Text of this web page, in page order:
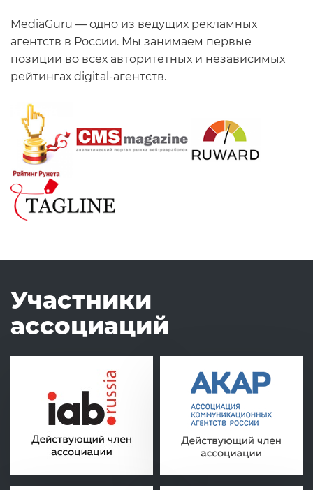
MediaGuru — одно из ведущих рекламных
агентств в России. Мы занимаем первые
позиции во всех авторитетных и независимых
рейтингах digital-агентств.
Участники
ассоциаций